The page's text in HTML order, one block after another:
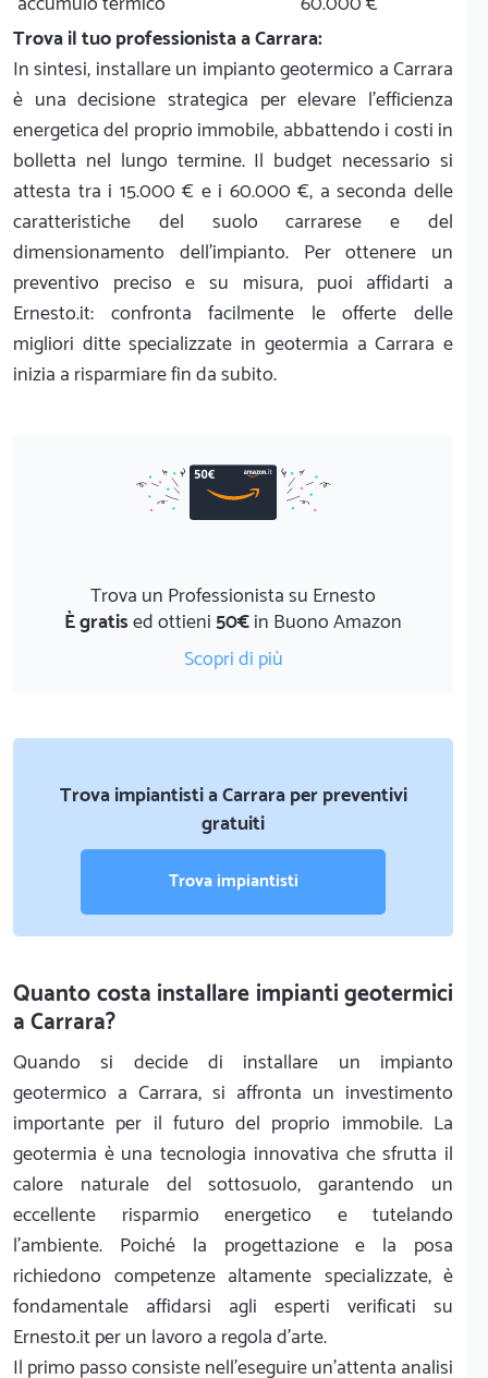
Trova il tuo professionista a Carrara:
In sintesi, installare un impianto geotermico a Carrara
è una decisione strategica per elevare l'efficienza
energetica del proprio immobile, abbattendo i costi in
bolletta nel lungo termine. Il budget necessario si
attesta tra i 15.000 € e i 60.000 €, a seconda delle
caratteristiche del suolo carrarese e del
dimensionamento dell'impianto. Per ottenere un
preventivo preciso e su misura, puoi affidarti a
Ernesto.it: confronta facilmente le offerte delle
migliori ditte specializzate in geotermia a Carrara e
inizia a risparmiare fin da subito.
Trova un Professionista su Ernesto
È gratised ottieni50€in Buono Amazon
Scopri di più
Trova impiantisti a Carrara per preventivi
gratuiti
Trova impiantisti
Quanto costa installare impianti geotermici
a Carrara?
Quando si decide di installare un impianto
geotermico a Carrara, si affronta un investimento
importante per il futuro del proprio immobile. La
geotermia è una tecnologia innovativa che sfrutta il
calore naturale del sottosuolo, garantendo un
eccellente risparmio energetico e tutelando
l'ambiente. Poiché la progettazione e la posa
richiedono competenze altamente specializzate, è
fondamentale affidarsi agli esperti verificati su
Ernesto.it per un lavoro a regola d'arte.
Il primo passo consiste nell'eseguire un'attenta analisi